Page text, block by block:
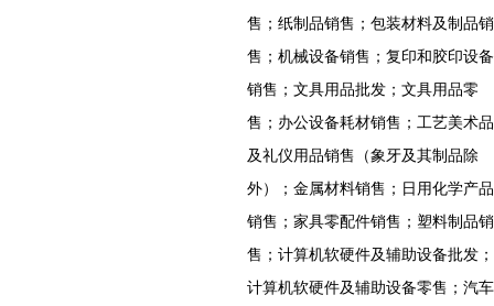
售；纸制品销售；包装材料及制品销
售；机械设备销售；复印和胶印设备
销售；文具用品批发；文具用品零
售；办公设备耗材销售；工艺美术品
及礼仪用品销售（象牙及其制品除
外）；金属材料销售；日用化学产品
销售；家具零配件销售；塑料制品销
售；计算机软硬件及辅助设备批发；
计算机软硬件及辅助设备零售；汽车